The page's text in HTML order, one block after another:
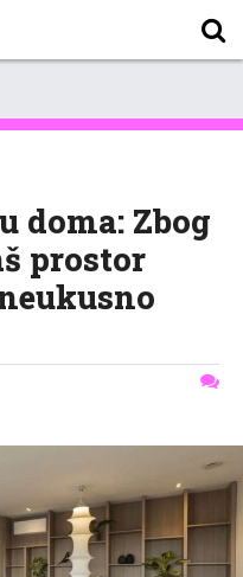
doma: Zbog
prostor